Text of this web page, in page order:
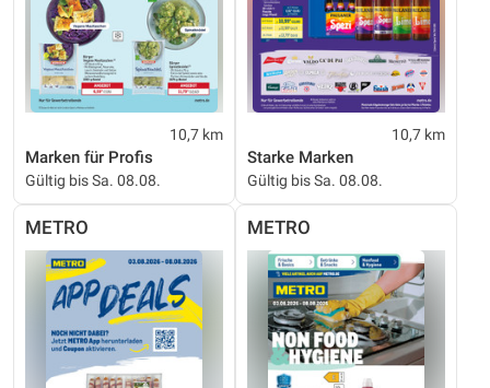
10,7 km
Marken für Profis
Gültig bis Sa. 08.08.
10,7 km
Starke Marken
Gültig bis Sa. 08.08.
METRO METRO